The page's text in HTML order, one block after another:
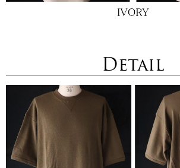
Detail